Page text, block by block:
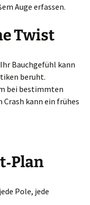
Auge erfassen.
Twist
Bauchgefühl kann
beruht.
bei bestimmten
Crash kann ein frühes
Pole, jede